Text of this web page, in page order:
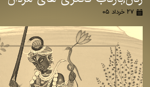
۲۷ خرداد ۰۵